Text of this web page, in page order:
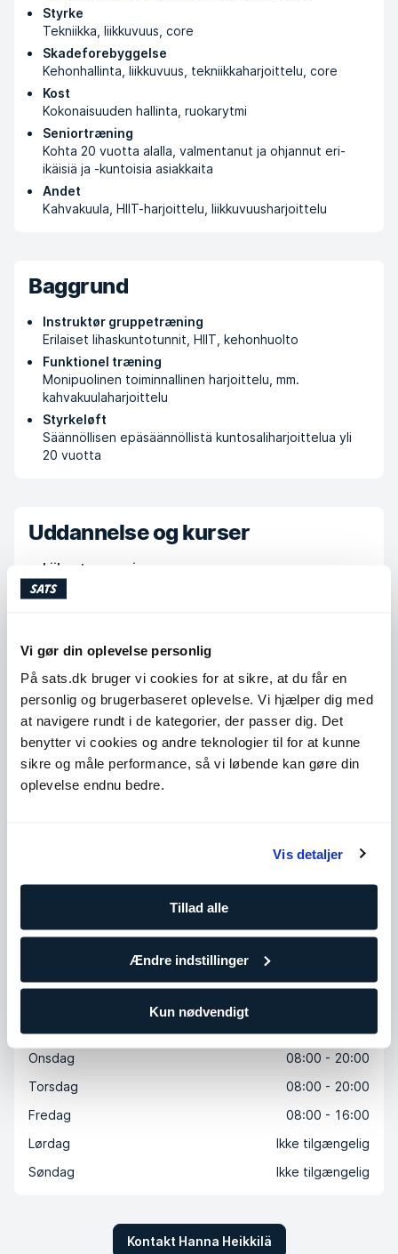
Vi gør din oplevelse personlig
På sats.dk bruger vi cookies for at sikre, at du får en
personlig og brugerbaseret oplevelse. Vi hjælper dig med
at navigere rundt i de kategorier, der passer dig. Det
benytter vi cookies og andre teknologier til for at kunne
sikre og måle performance, så vi løbende kan gøre din
oplevelse endnu bedre.
Vis detaljer
Tillad alle
Ændre indstillinger
Kun nødvendigt
Styrke
Tekniikka, liikkuvuus, core
Skadeforebyggelse
Kehonhallinta, liikkuvuus, tekniikkaharjoittelu, core
Kost
Kokonaisuuden hallinta, ruokarytmi
Seniortræning
Kohta 20 vuotta alalla, valmentanut ja ohjannut eri-
ikäisiä ja -kuntoisia asiakkaita
Andet
Kahvakuula, HIIT-harjoittelu, liikkuvuusharjoittelu
Baggrund
Instruktør gruppetræning
Erilaiset lihaskuntotunnit, HIIT, kehonhuolto
Funktionel træning
Monipuolinen toiminnallinen harjoittelu, mm.
kahvakuulaharjoittelu
Styrkeløft
Säännöllisen epäsäännöllistä kuntosaliharjoittelua yli
20 vuotta
Uddannelse og kurser
Liikuntaneuvoja
Varalan urheiluopisto
Personal trainer
Nutrition coach
FAF
Wellness coach
FAF
Fascia Method-ohjaaja
ProFTraining Finland oy
Tilgængelige timer
Onsdag
08:00 - 20:00
Torsdag
08:00 - 20:00
Fredag
08:00 - 16:00
Lørdag
Ikke tilgængelig
Søndag
Ikke tilgængelig
Kontakt Hanna Heikkilä